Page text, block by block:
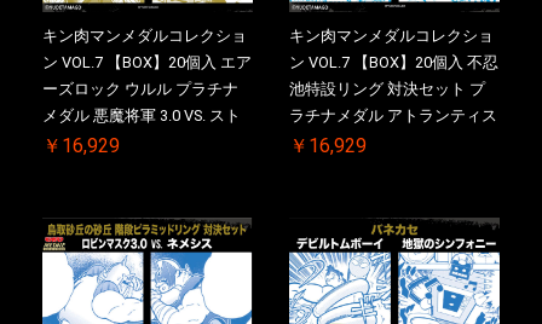
キン肉マンメダルコレクショ
ン VOL.7 【BOX】20個入 エア
ーズロック ウルル プラチナ
メダル 悪魔将軍 3.0 VS. スト
ロング・ザ・武道【初回購入
2026/10/30 一斉出荷予定
￥16,929
キン肉マンメダルコレクショ
ン VOL.7 【BOX】20個入 不忍
池特設リング 対決セット プ
ラチナメダル アトランティス
ドライバー VS.ネックカット
メダル(非売品)付
￥16,929